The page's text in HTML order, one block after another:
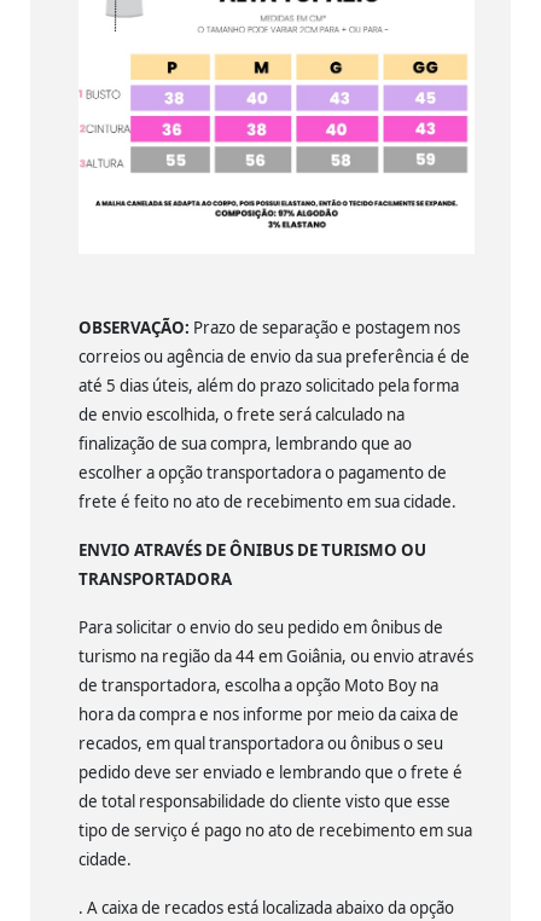
OBSERVAÇÃO: Prazo de separação e postagem nos
correios ou agência de envio da sua preferência é de
até 5 dias úteis, além do prazo solicitado pela forma
de envio escolhida, o frete será calculado na
finalização de sua compra, lembrando que ao
escolher a opção transportadora o pagamento de
frete é feito no ato de recebimento em sua cidade.
ENVIO ATRAVÉS DE ÔNIBUS DE TURISMO OU
TRANSPORTADORA
Para solicitar o envio do seu pedido em ônibus de
turismo na região da 44 em Goiânia, ou envio através
de transportadora, escolha a opção Moto Boy na
hora da compra e nos informe por meio da caixa de
recados, em qual transportadora ou ônibus o seu
pedido deve ser enviado e lembrando que o frete é
de total responsabilidade do cliente visto que esse
tipo de serviço é pago no ato de recebimento em sua
cidade.
. A caixa de recados está localizada abaixo da opção